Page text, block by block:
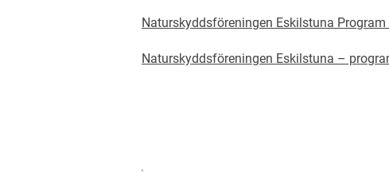
Naturskyddsföreningen Eskilstuna
Naturskyddsföreningen Eskilstuna –